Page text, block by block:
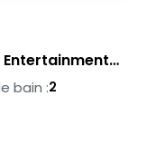
Entertainment
bain :2